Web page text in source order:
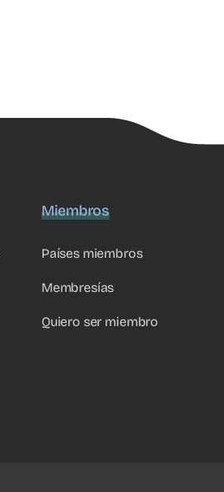
Miembros
Países miembros
Membresías
Quiero ser miembro